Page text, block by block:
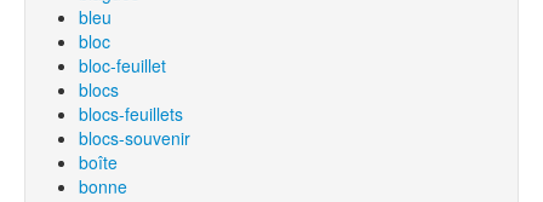
bleu
bloc
bloc-feuillet
blocs
blocs-feuillets
blocs-souvenir
boîte
bonne